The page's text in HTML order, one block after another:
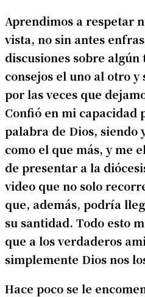
Aprendimos a respetar
vista, no sin antes
discusiones sobre algún
consejos el uno al otro
por las veces que
Confió en mi capacidad
palabra de Dios, siendo
como el que más, y me
de presentar a la
video que no solo
que, además, podría
su santidad. Todo esto
que a los verdaderos
simplemente Dios nos
Hace poco se le